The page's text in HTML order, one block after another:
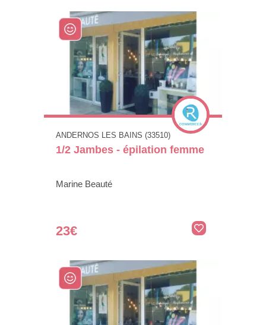
ANDERNOS LES BAINS (33510)
1/2 Jambes - épilation femme
Marine Beauté
23€